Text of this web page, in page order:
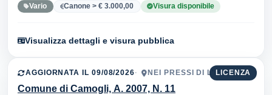
Vario Canone > € 3.000,00 Visura disponibile
Visualizza dettagli e visura pubblica
LICENZA
AGGIORNATA IL 09/08/2026 NEI PRESSI DI L'ISOLA
Comune di Camogli, A. 2007, N. 11